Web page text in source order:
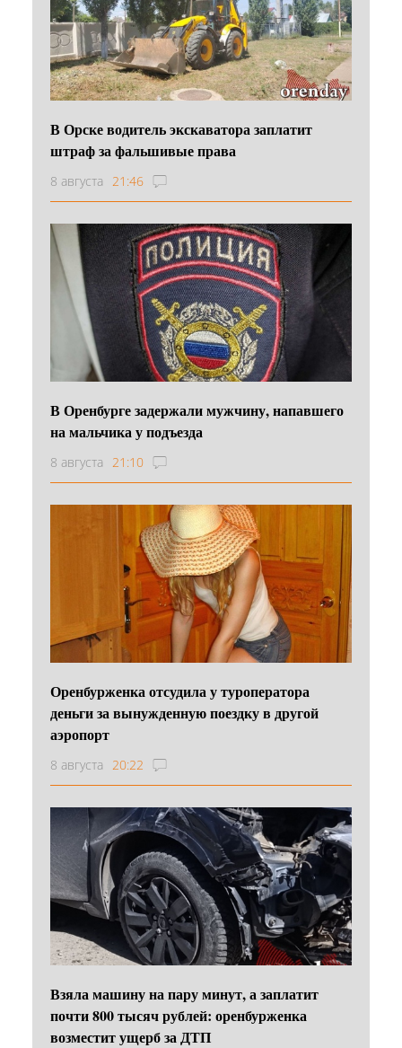
В Орске водитель экскаватора заплатит
штраф за фальшивые права
8 августа 21:46
В Оренбурге задержали мужчину, напавшего
на мальчика у подъезда
8 августа 21:10
Оренбурженка отсудила у туроператора
деньги за вынужденную поездку в другой
аэропорт
8 августа 20:22
Взяла машину на пару минут, а заплатит
почти 800 тысяч рублей: оренбурженка
возместит ущерб за ДТП